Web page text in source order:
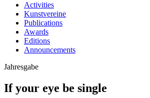
Activities
Kunstvereine
Publications
Awards
Editions
Announcements
Jahresgabe
If your eye be single